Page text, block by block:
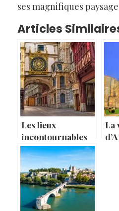
ses magnifiques
Articles
Les lieux
incontournables
de Rouen
La